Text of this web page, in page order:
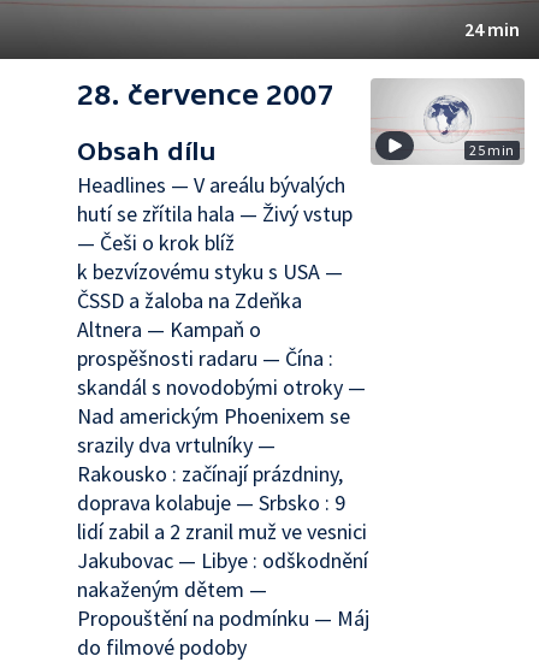
24 min
28. července 2007
Obsah dílu
Headlines — V areálu bývalých
hutí se zřítila hala — Živý vstup
— Češi o krok blíž
k bezvízovému styku s USA —
ČSSD a žaloba na Zdeňka
Altnera — Kampaň o
prospěšnosti radaru — Čína :
skandál s novodobými otroky —
Nad americkým Phoenixem se
srazily dva vrtulníky —
Rakousko : začínají prázdniny,
doprava kolabuje — Srbsko : 9
lidí zabil a 2 zranil muž ve vesnici
Jakubovac — Libye : odškodnění
nakaženým dětem —
Propouštění na podmínku — Máj
do filmové podoby
25 min